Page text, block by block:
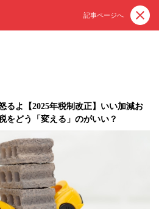
記事ページへ
るよ【2025年税制改正】いい加減お
をどう「変える」のがいい？